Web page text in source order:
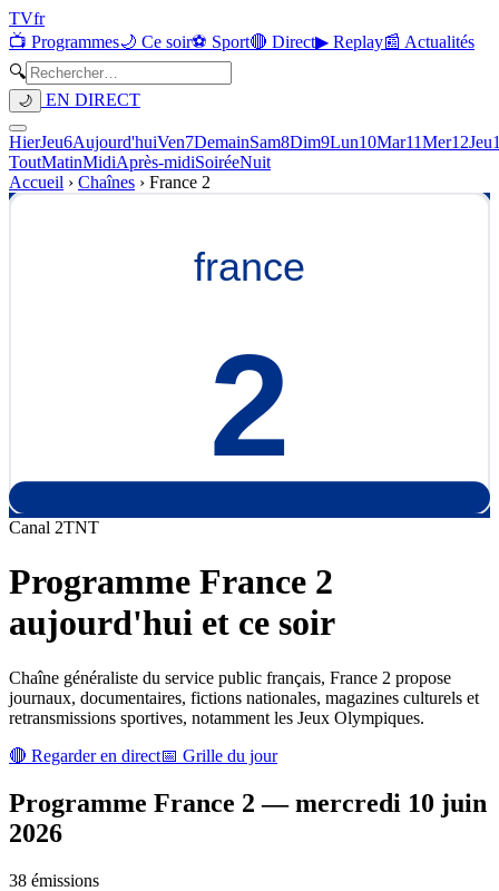
TVfr
📺 Programmes🌙 Ce soir⚽ Sport🔴 Direct▶ Replay📰 Actualités
🔍
🌙 EN DIRECT
HierJeu6Aujourd'huiVen7DemainSam8Dim9Lun10Mar11Mer12Jeu
ToutMatinMidiAprès-midiSoiréeNuit
Accueil › Chaînes › France 2
Canal 2TNT
Programme France 2
aujourd'hui et ce soir
Chaîne généraliste du service public français, France 2 propose
journaux, documentaires, fictions nationales, magazines culturels et
retransmissions sportives, notamment les Jeux Olympiques.
🔴 Regarder en direct📅 Grille du jour
Programme France 2 —mercredi 10 juin
2026
38 émissions